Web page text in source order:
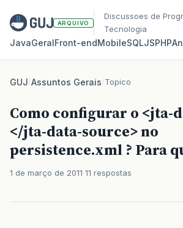
ARQUIVO
Discussoes de
Tecnologia
JavaGeralFront‑endMobileSQLJSPHP
GUJ/Assuntos Gerais/Topico
Como configurar o <jta-
</jta-data-source> no
persistence.xml ? Para
1 de março de 2011 11 respostas